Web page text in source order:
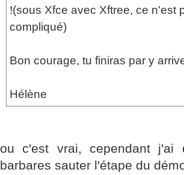
!(sous Xfce avec Xftree, ce n'est
compliqué)
Bon courage, tu finiras par y
Hélène
ou c'est vrai, cependant
barbares sauter l'étape du